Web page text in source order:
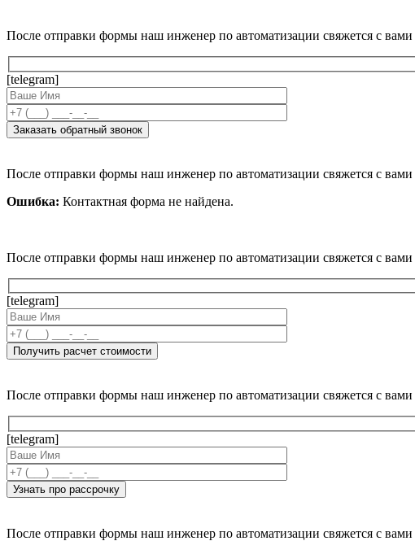
После отправки формы наш инженер по автоматизации свяжется с вами
[telegram]
После отправки формы наш инженер по автоматизации свяжется с вами
Ошибка: Контактная форма не найдена.
После отправки формы наш инженер по автоматизации свяжется с вами
[telegram]
После отправки формы наш инженер по автоматизации свяжется с вами
[telegram]
После отправки формы наш инженер по автоматизации свяжется с вами